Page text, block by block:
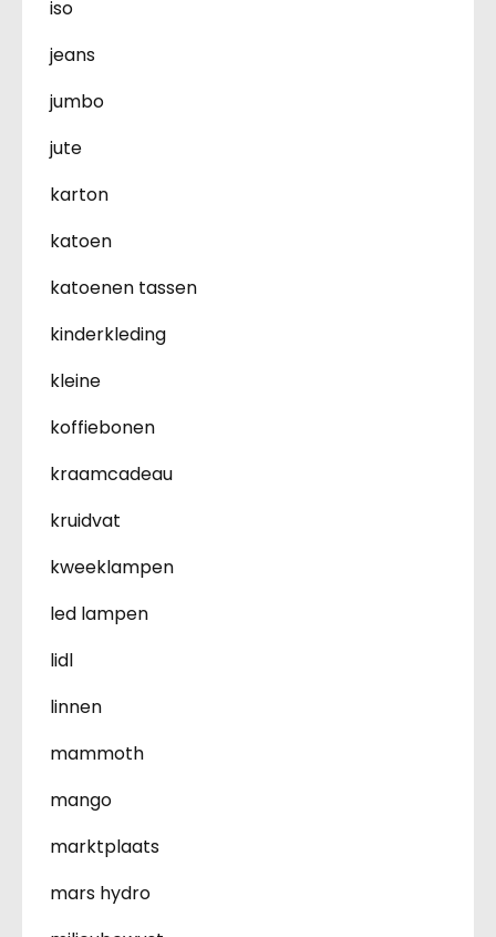
iso
jeans
jumbo
jute
karton
katoen
katoenen tassen
kinderkleding
kleine
koffiebonen
kraamcadeau
kruidvat
kweeklampen
led lampen
lidl
linnen
mammoth
mango
marktplaats
mars hydro